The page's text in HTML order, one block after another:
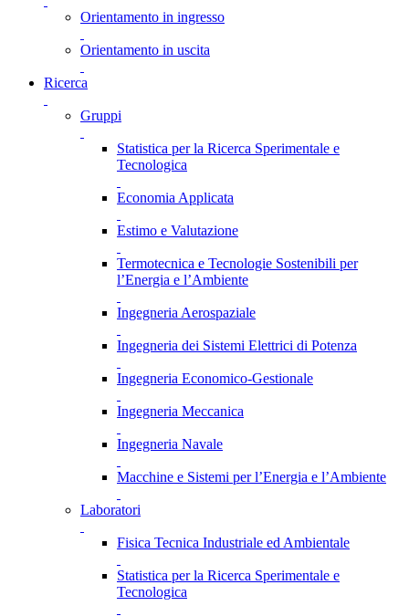
Orientamento in ingresso
Orientamento in uscita
Ricerca
Gruppi
Statistica per la Ricerca Sperimentale e
Tecnologica
Economia Applicata
Estimo e Valutazione
Termotecnica e Tecnologie Sostenibili per
l’Energia e l’Ambiente
Ingegneria Aerospaziale
Ingegneria dei Sistemi Elettrici di Potenza
Ingegneria Economico-Gestionale
Ingegneria Meccanica
Ingegneria Navale
Macchine e Sistemi per l’Energia e l’Ambiente
Laboratori
Fisica Tecnica Industriale ed Ambientale
Statistica per la Ricerca Sperimentale e
Tecnologica